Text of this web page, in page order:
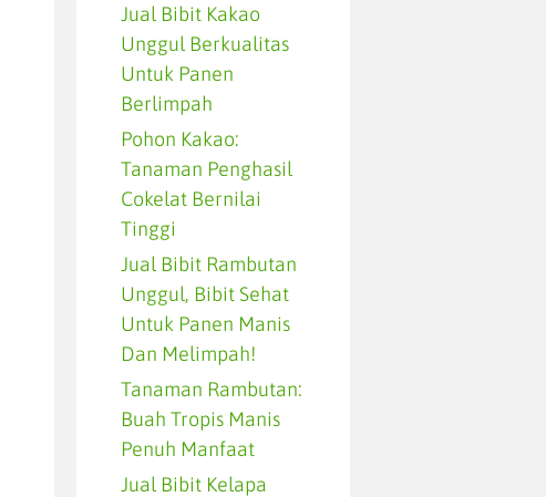
Jual Bibit Kakao
Unggul Berkualitas
Untuk Panen
Berlimpah
Pohon Kakao:
Tanaman Penghasil
Cokelat Bernilai
Tinggi
Jual Bibit Rambutan
Unggul, Bibit Sehat
Untuk Panen Manis
Dan Melimpah!
Tanaman Rambutan:
Buah Tropis Manis
Penuh Manfaat
Jual Bibit Kelapa